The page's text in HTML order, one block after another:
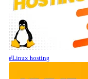
#Linux hosting